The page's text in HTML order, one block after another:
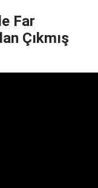
Far
Çıkmış